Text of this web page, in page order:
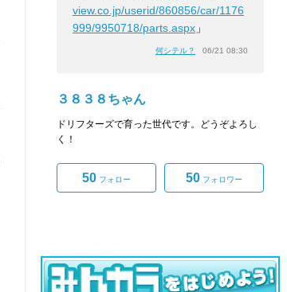
view.co.jp/userid/860856/car/1176
999/9950718/parts.aspx 」
何シテル？ 06/21 08:30
３８３８ちゃん
ドリフターズで育った世代です。どうぞよろし
く！
50 フォロー 50 フォロワー